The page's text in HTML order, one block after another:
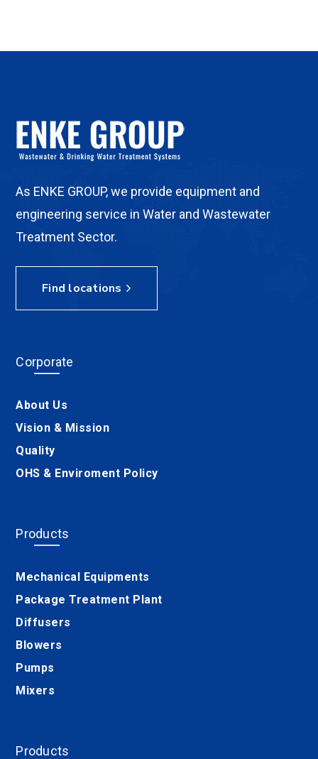
As ENKE GROUP, we provide equipment and
engineering service in Water and Wastewater
Treatment Sector.
Find locations
Corporate
About Us
Vision & Mission
Quality
OHS & Enviroment Policy
Products
Mechanical Equipments
Package Treatment Plant
Diffusers
Blowers
Pumps
Mixers
Products